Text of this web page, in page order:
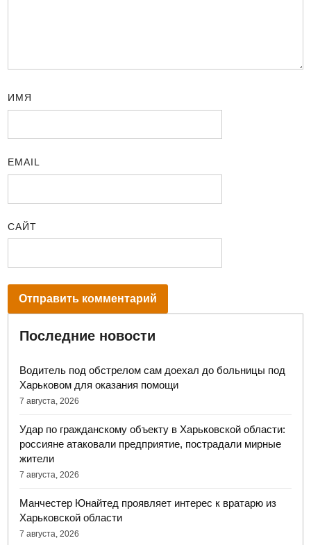
ИМЯ
EMAIL
САЙТ
Последние новости
Водитель под обстрелом сам доехал до больницы под
Харьковом для оказания помощи
7 августа, 2026
Удар по гражданскому объекту в Харьковской области:
россияне атаковали предприятие, пострадали мирные
жители
7 августа, 2026
Манчестер Юнайтед проявляет интерес к вратарю из
Харьковской области
7 августа, 2026